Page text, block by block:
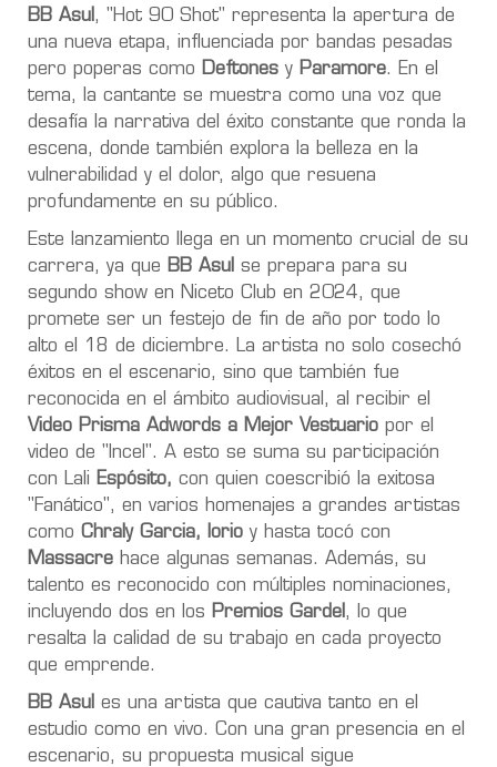
BB Asul , "Hot 90 Shot" representa la apertura de
una nueva etapa, influenciada por bandas pesadas
pero poperas como Deftones y Paramore. En el
tema, la cantante se muestra como una voz que
desafía la narrativa del éxito constante que ronda la
escena, donde también explora la belleza en la
vulnerabilidad y el dolor, algo que resuena
profundamente en su público.
Este lanzamiento llega en un momento crucial de su
carrera, ya que BB Asul se prepara para su
segundo show en Niceto Club en 2024, que
promete ser un festejo de fin de año por todo lo
alto el 18 de diciembre. La artista no solo cosechó
éxitos en el escenario, sino que también fue
reconocida en el ámbito audiovisual, al recibir el
Video Prisma Adwords a Mejor Vestuario por el
video de "Incel". A esto se suma su participación
con Lali Espósito, con quien coescribió la exitosa
"Fanático", en varios homenajes a grandes artistas
como Chraly Garcia, Iorio y hasta tocó con
Massacre hace algunas semanas. Además, su
talento es reconocido con múltiples nominaciones,
incluyendo dos en los Premios Gardel , lo que
resalta la calidad de su trabajo en cada proyecto
que emprende.
BB Asul es una artista que cautiva tanto en el
estudio como en vivo. Con una gran presencia en el
escenario, su propuesta musical sigue